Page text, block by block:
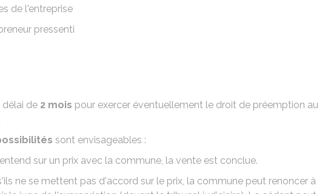
de l'entreprise
pressenti
délai de 2 mois pour exercer éventuellement le droit de préemption au
sont envisageables :
sur un prix avec la commune, la vente est conclue.
ne se mettent pas d'accord sur le prix, la commune peut renoncer à